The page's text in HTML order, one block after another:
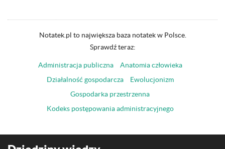
Notatek.pl to największa baza notatek w Polsce.
Sprawdź teraz:
Administracja publiczna
Anatomia człowieka
Działalność gospodarcza
Ewolucjonizm
Gospodarka przestrzenna
Kodeks postępowania administracyjnego